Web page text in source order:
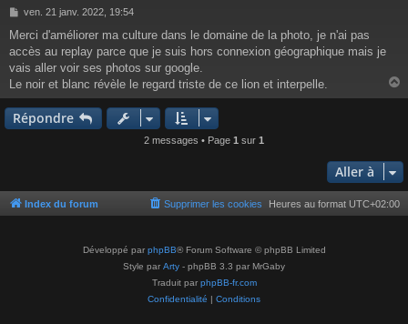
M
s
s
a
ven. 21 janv. 2022, 19:54
Merci d'améliorer ma culture dans le domaine de la photo, je n'ai pas
accès au replay parce que je suis hors connexion géographique mais je
vais aller voir ses photos sur google.
Le noir et blanc révèle le regard triste de ce lion et interpelle.
a
Répondre
2 messages • Page 1 sur 1
Aller à
Index du forum Heures au format UTC+02:00
Supprimer les cookies
Développé par phpBB® Forum Software © phpBB Limited
Style par Arty - phpBB 3.3 par MrGaby
Traduit par phpBB-fr.com
Confidentialité | Conditions